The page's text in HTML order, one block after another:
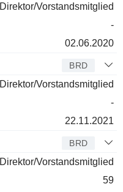
Direktor/Vorstandsmitglied
-
02.06.2020
BRD
Direktor/Vorstandsmitglied
-
22.11.2021
BRD
Direktor/Vorstandsmitglied
59